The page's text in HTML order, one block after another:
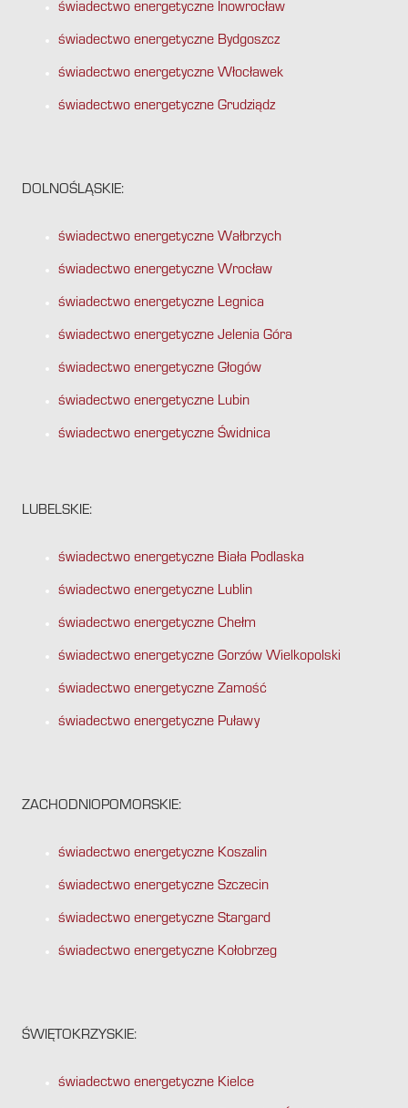
świadectwo energetyczne Inowrocław
świadectwo energetyczne Bydgoszcz
świadectwo energetyczne Włocławek
świadectwo energetyczne Grudziądz
DOLNOŚLĄSKIE:
świadectwo energetyczne Wałbrzych
świadectwo energetyczne Wrocław
świadectwo energetyczne Legnica
świadectwo energetyczne Jelenia Góra
świadectwo energetyczne Głogów
świadectwo energetyczne Lubin
świadectwo energetyczne Świdnica
LUBELSKIE:
świadectwo energetyczne Biała Podlaska
świadectwo energetyczne Lublin
świadectwo energetyczne Chełm
świadectwo energetyczne Gorzów Wielkopolski
świadectwo energetyczne Zamość
świadectwo energetyczne Puławy
ZACHODNIOPOMORSKIE:
świadectwo energetyczne Koszalin
świadectwo energetyczne Szczecin
świadectwo energetyczne Stargard
świadectwo energetyczne Kołobrzeg
ŚWIĘTOKRZYSKIE:
świadectwo energetyczne Kielce